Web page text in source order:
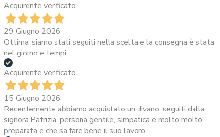
Acquirente verificato
29 Giugno 2026
Ottima: siamo stati seguiti nella scelta e la consegna è stata
nel giorno e tempi
Acquirente verificato
15 Giugno 2026
Recentemente abbiamo acquistato un divano, seguiti dalla
signora Patrizia, persona gentile, simpatica e molto molto
preparata e che sa fare bene il suo lavoro..